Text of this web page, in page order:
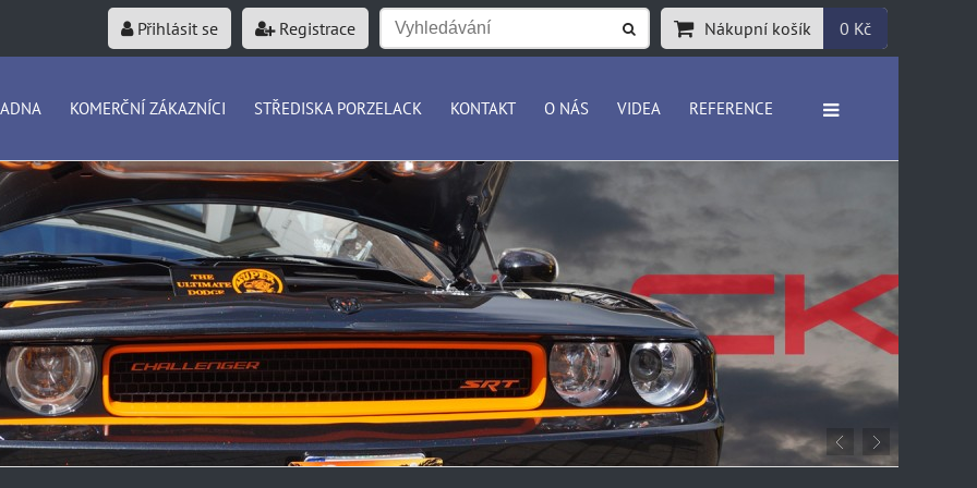
Přihlásit se Registrace Nákupní košík 0 Kč
KOMERČNÍ ZÁKAZNÍCI STŘEDISKA PORZELACK KONTAKT O NÁS VIDEA REFERENCE